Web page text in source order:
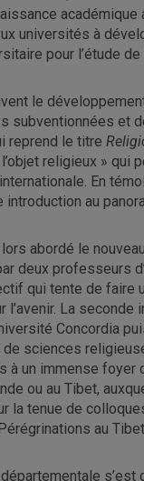
universités à
pour l’étude
le
subventionnées et
reprend le titre
religieux » qui
En
introduction au
abordé le
deux professeurs
qui tente de faire
La
Concordia
sciences
à un immense
ou au Tibet,
la tenue de
au